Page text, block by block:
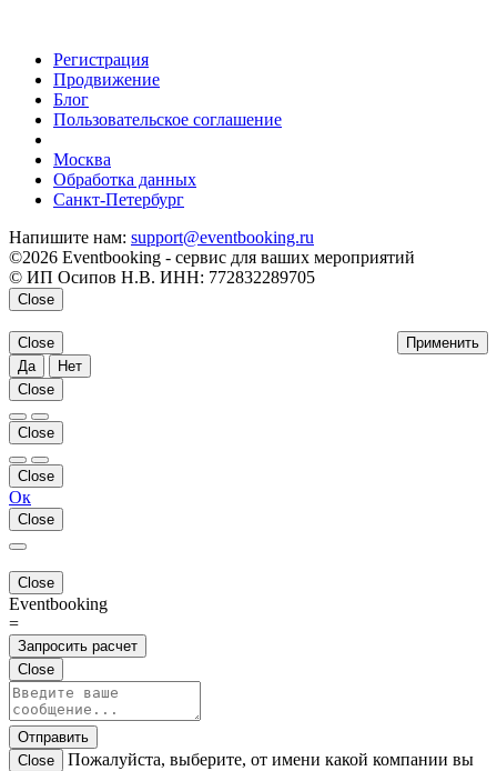
Регистрация
Продвижение
Блог
Пользовательское соглашение
Москва
Обработка данных
Санкт-Петербург
Напишите нам: support@eventbooking.ru
©2026 Eventbooking - сервис для ваших мероприятий
© ИП Осипов Н.В. ИНН: 772832289705
Close
Применить
Close
Да
Нет
Close
Close
Close
Ок
Close
Close
Eventbooking
=
Запросить расчет
Close
Отправить
Close
Пожалуйста, выберите, от имени какой компании вы